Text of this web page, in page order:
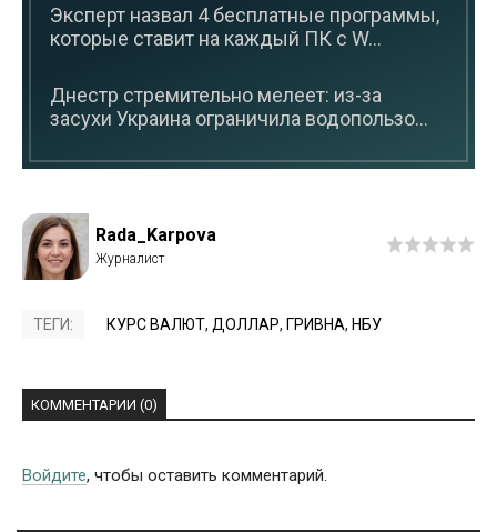
Эксперт назвал 4 бесплатные программы,
которые ставит на каждый ПК с W...
Днестр стремительно мелеет: из-за
засухи Украина ограничила водопользо...
Rada_Karpova
ТЕГИ: КУРС ВАЛЮТ, ДОЛЛАР, ГРИВНА, НБУ
КОММЕНТАРИИ (0)
Войдите, чтобы оставить комментарий.